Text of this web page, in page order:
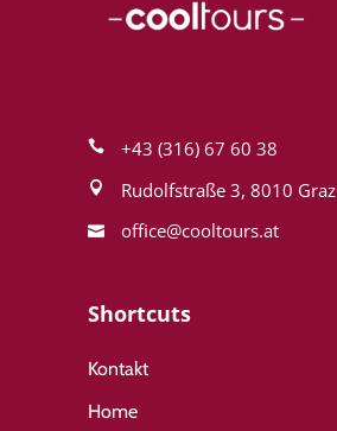
+43 (316) 67 60 38
Rudolfstraße 3, 8010 Graz
office@cool­tours.at
Shortcuts
Kontakt
Home